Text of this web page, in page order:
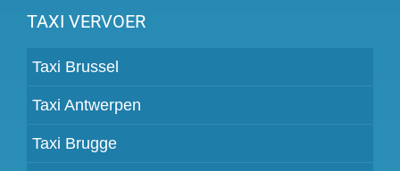
TAXI VERVOER
Taxi Brussel
Taxi Antwerpen
Taxi Brugge